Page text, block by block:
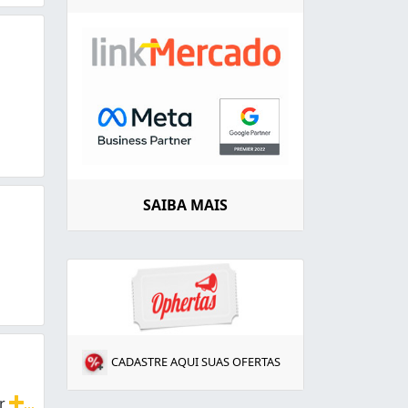
Fechamento de Varanda Pele de Vidro,
SAIBA MAIS
CADASTRE AQUI SUAS OFERTAS